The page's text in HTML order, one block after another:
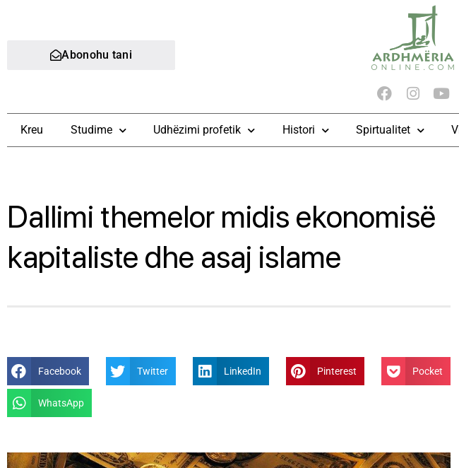
Abonohu tani
Kreu Studime Udhëzimi profetik Histori Spirtualitet
Dallimi themelor midis ekonomisë
kapitaliste dhe asaj islame
Facebook Twitter LinkedIn Pinterest Pocket
WhatsApp